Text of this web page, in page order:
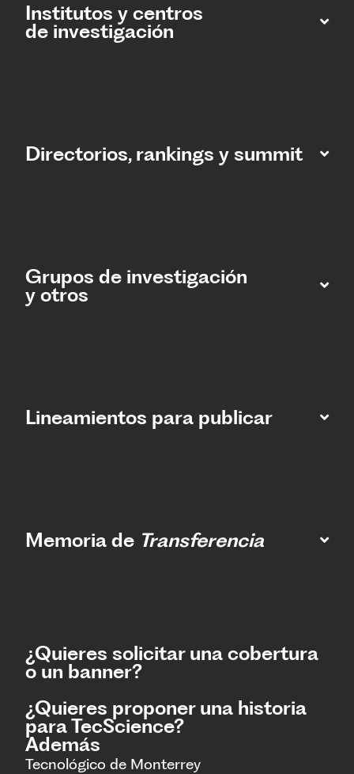
Institutos y centros
de investigación
Directorios, rankings y summit
Grupos de investigación
y otros
Lineamientos para publicar
Memoria de Transferencia
¿Quieres solicitar una cobertura
o un banner?
¿Quieres proponer una historia
para TecScience?
Además
Tecnológico de Monterrey